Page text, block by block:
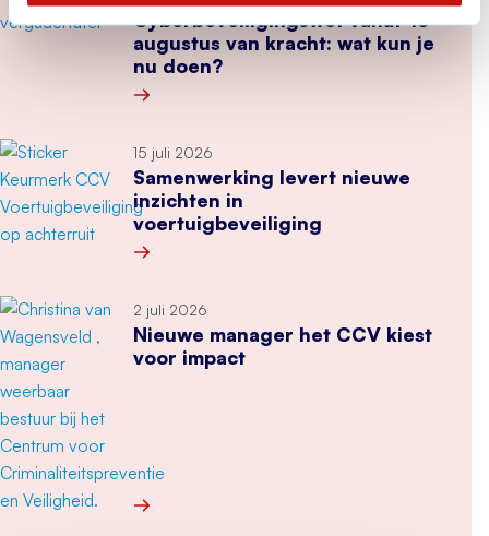
Cyberbeveiligingswet vanaf 15
augustus van kracht: wat kun je
nu doen?
15 juli 2026
Samenwerking levert nieuwe
inzichten in
voertuigbeveiliging
2 juli 2026
Nieuwe manager het CCV kiest
voor impact